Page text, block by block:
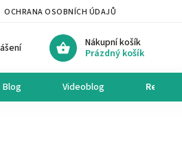
OCHRANA OSOBNÍCH ÚDAJŮ
Nákupní košík
Prázdný košík
Blog Videoblog Recepty